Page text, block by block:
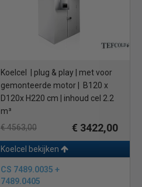
Koelcel | plug & play | met voor
gemonteerde motor | B120 x
D120x H220 cm | inhoud cel 2.2
m³
€ 4563,00
€ 3422,00
Koelcel bekijken
CS 7489.0035 +
7489.0405